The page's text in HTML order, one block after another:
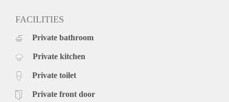
Huurperiode tussen 6-24 maanden, huren voor onbepaalde
De huurprijs is € 2.100,- per maand;
waterverbruik (tot een maximaal bedrag van € 25,-);
Huurprijs is exclusief gas/elektra/TV internet en
gebruikerslasten;
Verhuurder heeft het recht van gunning.
FACILITIES
Private bathroom
Private kitchen
Private toilet
Private front door